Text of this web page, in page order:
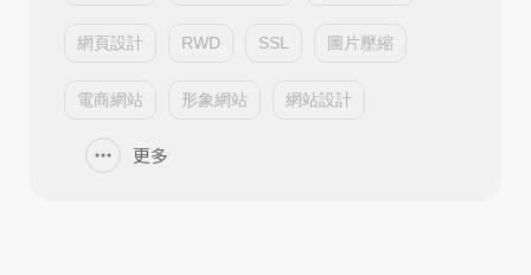
網頁設計 RWD SSL 圖片壓縮
電商網站 形象網站 網站設計
更多